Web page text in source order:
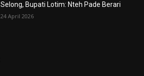
Selong, Bupati Lotim: Nteh Pade Berari
24 April 2026